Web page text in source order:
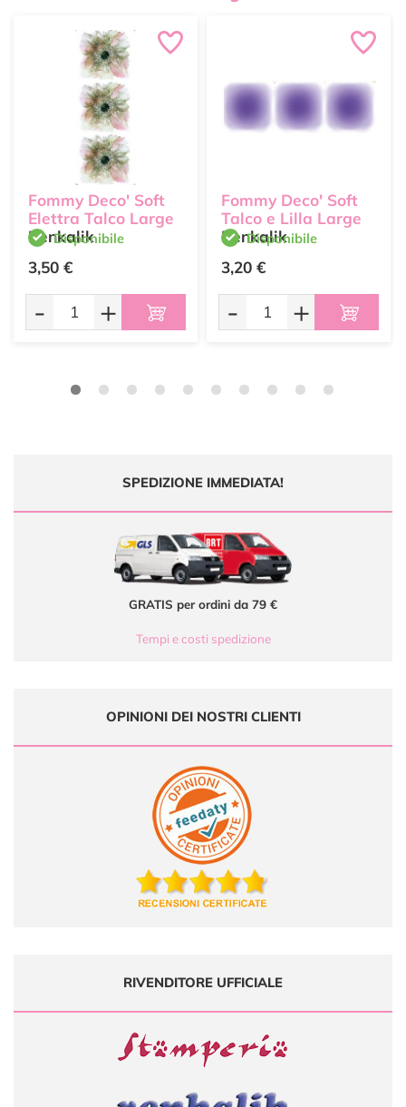
Fommy Deco' Soft
Elettra Talco Large
Renkalik
Disponibile
3,50 €
- +
Fommy Deco' Soft
Talco e Lilla Large
Renkalik
Disponibile
3,20 €
- +
SPEDIZIONE IMMEDIATA!
GRATIS per ordini da 79 €
Tempi e costi spedizione
OPINIONI DEI NOSTRI CLIENTI
RIVENDITORE UFFICIALE